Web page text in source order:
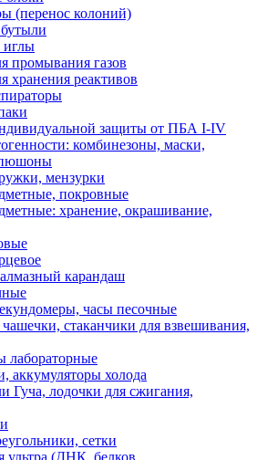
(перенос колоний)
иглы
промывания газов
хранения реактивов
защиты от ПБА I-IV
комбинезоны, маски,
мензурки
покровные
хранение, окрашивание,
карандаш
часы песочные
стаканчики для взвешивания,
лабораторные
аккумуляторы холода
Гуча, лодочки для сжигания,
сетки
ультра (ДНК, белков